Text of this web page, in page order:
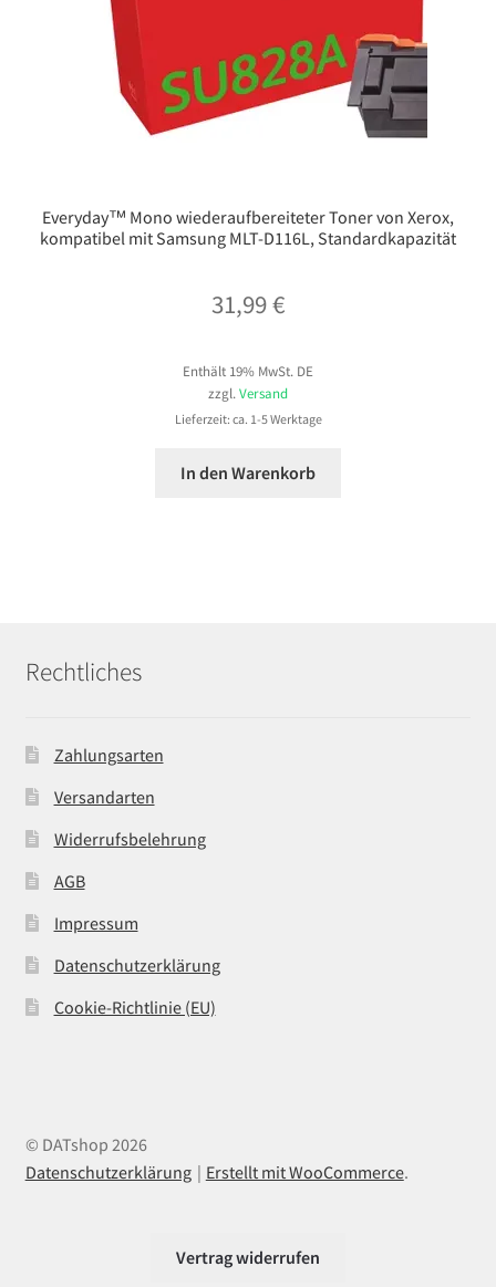
Everyday™ Mono wiederaufbereiteter Toner von Xerox,
kompatibel mit Samsung MLT-D116L, Standardkapazität
31,99€
Enthält 19% MwSt. DE
zzgl. Versand
Lieferzeit: ca. 1-5 Werktage
In den Warenkorb
Rechtliches
Zahlungsarten
Versandarten
Widerrufsbelehrung
AGB
Impressum
Datenschutzerklärung
Cookie-Richtlinie (EU)
© DATshop 2026
Datenschutzerklärung
Erstellt mit WooCommerce.
Vertrag widerrufen